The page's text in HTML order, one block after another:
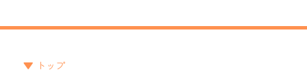
トップ